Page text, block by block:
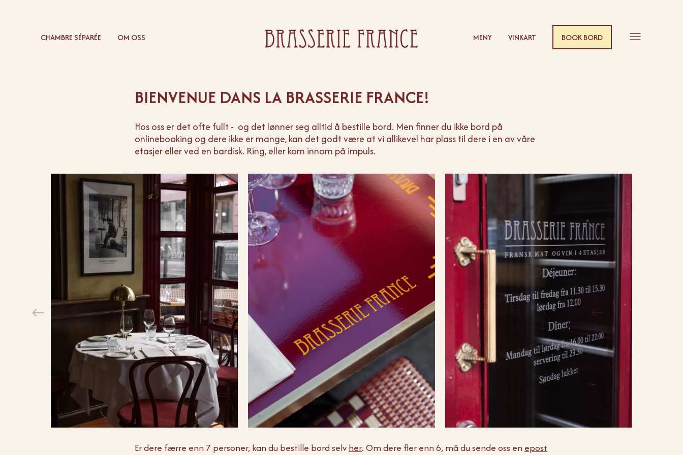
CHAMBRE SÉPARÉE OM OSS MENY VINKART BOOK BORD
BIENVENUE DANS LA BRASSERIE FRANCE!
Hos oss er det ofte fullt - og det lønner seg alltid å bestille bord. Men finner du ikke bord på
onlinebooking og dere ikke er mange, kan det godt være at vi allikevel har plass til dere i en av våre
etasjer eller ved en bardisk. Ring, eller kom innom på impuls.
Er dere færre enn 7 personer, kan du bestille bord selv her. Om dere fler enn 6, må du sende oss en epost